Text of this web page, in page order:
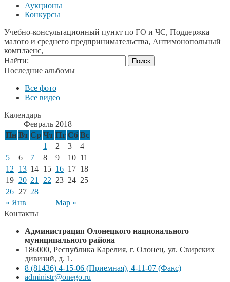
Аукционы
Конкурсы
Учебно-консультационный пункт по ГО и ЧС, Поддержка
малого и среднего предпринимательства, Антимонопольный
комплаенс,
Найти:
Последние альбомы
Все фото
Все видео
Календарь
Февраль 2018
Пн Вт Ср Чт Пт Сб Вс
« Янв Мар »
1 2 3
4
5
6 7 8 9 10 11
12
13 14 15 16 17 18
19 20 21 22 23 24 25
26 27 28
Контакты
Администрация Олонецкого национального
муниципального района
186000, Республика Карелия, г. Олонец, ул. Свирских
дивизий, д. 1.
8 (81436) 4-15-06 (Приемная), 4-11-07 (Факс)
administr@onego.ru